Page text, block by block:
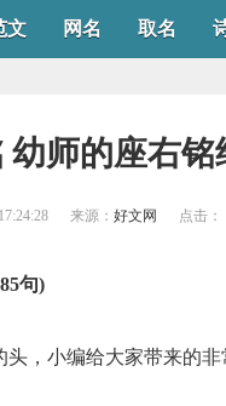
文 网名 取名
师的座右铭
来源： 好文网 点击：
句)
，小编给大家带来的